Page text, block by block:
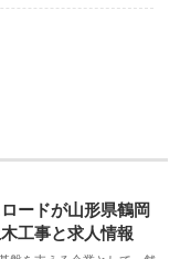
ードが山形県鶴岡
工事と求人情報